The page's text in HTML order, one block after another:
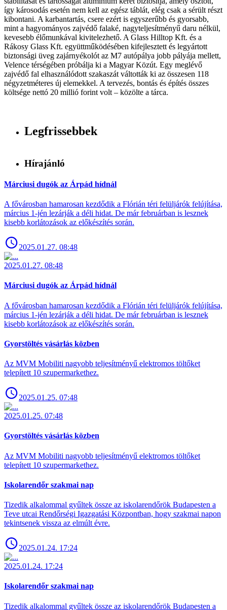
így károsodás esetén nem kell az egész táblát, elég csak a sérült részt
kibontani. A karbantartás, csere ezért is egyszerűbb és gyorsabb,
mint a hagyományos zajvédő falaké, nagyteljesítményű daru nélkül,
kevesebb élőmunkával kivitelezhető. A Glass Hilltop Kft. és a
Rákosy Glass Kft. együttműködésében kifejlesztett és legyártott
biztonsági üveg zajárnyékolót az M7 autópálya jobb pályája mellett,
Velence térségében próbálja ki a Magyar Közút. Egy meglévő
zajvédő fal elhasználódott szakaszát váltották ki az összesen 118
négyzetméteres új elemekkel. A tervezés, bontás és építés összes
költsége nettó 20 millió forint volt – közölte a tárca.
Legfrissebbek
Hírajánló
Márciusi dugók az Árpád hídnál
A fővárosban hamarosan kezdődik a Flórián téri felüljárók felújítása,
március 1-jén lezárják a déli hidat. De már februárban is lesznek
kisebb korlátozások az előkészítés során.
2025.01.27. 08:48
2025.01.27. 08:48
Márciusi dugók az Árpád hídnál
A fővárosban hamarosan kezdődik a Flórián téri felüljárók felújítása,
március 1-jén lezárják a déli hidat. De már februárban is lesznek
kisebb korlátozások az előkészítés során.
Gyorstöltés vásárlás közben
Az MVM Mobiliti nagyobb teljesítményű elektromos töltőket
telepített 10 szupermarkethez.
2025.01.25. 07:48
2025.01.25. 07:48
Gyorstöltés vásárlás közben
Az MVM Mobiliti nagyobb teljesítményű elektromos töltőket
telepített 10 szupermarkethez.
Iskolarendőr szakmai nap
Tizedik alkalommal gyűltek össze az iskolarendőrök Budapesten a
Teve utcai Rendőrségi Igazgatási Központban, hogy szakmai napon
tekintsenek vissza az elmúlt évre.
2025.01.24. 17:24
2025.01.24. 17:24
Iskolarendőr szakmai nap
Tizedik alkalommal gyűltek össze az iskolarendőrök Budapesten a